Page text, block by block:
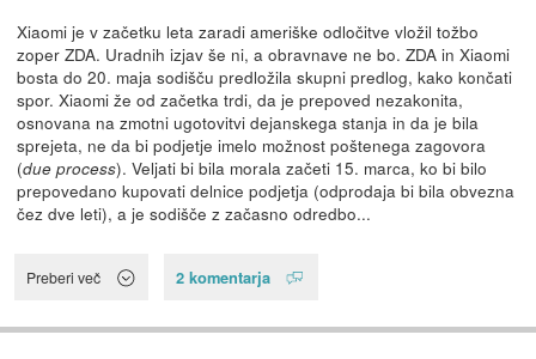
Xiaomi je v začetku leta zaradi ameriške odločitve vložil tožbo
zoper ZDA. Uradnih izjav še ni, a obravnave ne bo. ZDA in Xiaomi
bosta do 20. maja sodišču predložila skupni predlog, kako končati
spor. Xiaomi že od začetka trdi, da je prepoved nezakonita,
osnovana na zmotni ugotovitvi dejanskega stanja in da je bila
sprejeta, ne da bi podjetje imelo možnost poštenega zagovora
(due process). Veljati bi bila morala začeti 15. marca, ko bi bilo
prepovedano kupovati delnice podjetja (odprodaja bi bila obvezna
čez dve leti), a je sodišče z začasno odredbo...
Preberi več 2 komentarja